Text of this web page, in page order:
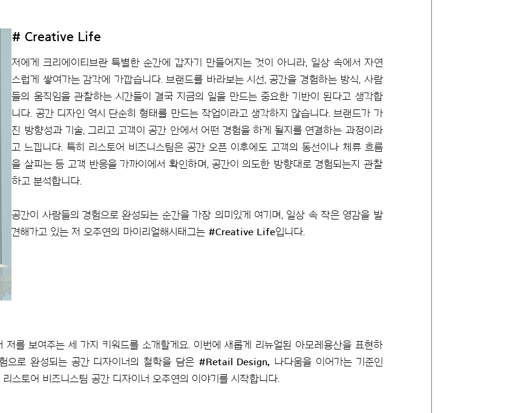
# Creative Life
저에게 크리에이티브란 특별한 순간에 갑자기 만들어지는 것이 아니라, 일상 속에서 자연
스럽게 쌓여가는 감각에 가깝습니다. 브랜드를 바라보는 시선, 공간을 경험하는 방식, 사람
들의 움직임을 관찰하는 시간들이 결국 지금의 일을 만드는 중요한 기반이 된다고 생각합
니다. 공간 디자인 역시 단순히 형태를 만드는 작업이라고 생각하지 않습니다. 브랜드가 가
진 방향성과 기술, 그리고 고객이 공간 안에서 어떤 경험을 하게 될지를 연결하는 과정이라
고 느낍니다. 특히 리스토어 비즈니스팀은 공간 오픈 이후에도 고객의 동선이나 체류 흐름
을 살피는 등 고객 반응을 가까이에서 확인하며, 공간이 의도한 방향대로 경험되는지 관찰
하고 분석합니다.
공간이 사람들의 경험으로 완성되는 순간을 가장 의미있게 여기며, 일상 속 작은 영감을 발
견해가고 있는 저 오주연의 마이리얼해시태그는 #Creative Life입니다.
저를 보여주는 세 가지 키워드를 소개할게요. 이번에 새롭게 리뉴얼된 아모레용산을 표현하
으로 완성되는 공간 디자이너의 철학을 담은 #Retail Design, 나다움을 이어가는 기준인
스토어 비즈니스팀 공간 디자이너 오주연의 이야기를 시작합니다.